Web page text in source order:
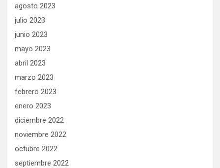
agosto 2023
julio 2023
junio 2023
mayo 2023
abril 2023
marzo 2023
febrero 2023
enero 2023
diciembre 2022
noviembre 2022
octubre 2022
septiembre 2022